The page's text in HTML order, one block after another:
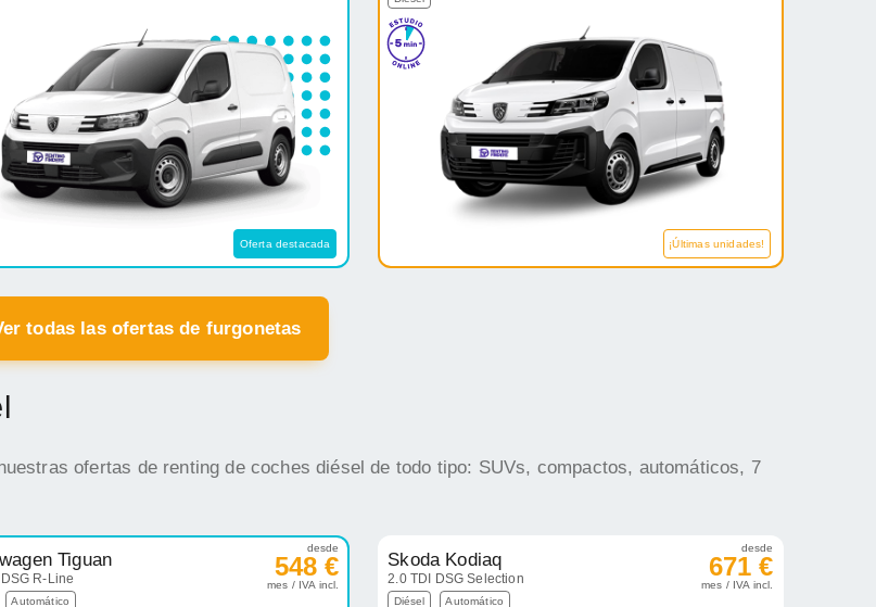
Oferta destacada ¡Últimas unidades!
todas las ofertas de furgonetas
ofertas de renting de coches diésel de todo tipo: SUVs, compactos, automáticos, 7
Tiguan
R-Line
Automático
desde
548 €
mes / IVA incl.
Skoda Kodiaq
2.0 TDI DSG Selection
Diésel Automático
desde
671 €
mes / IVA incl.